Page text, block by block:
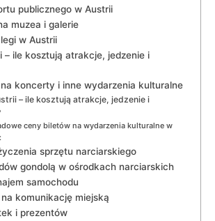
publicznego w Austrii
muzea i⁣ galerie
w Austrii
– ​ile kosztują ⁢atrakcje, jedzenie i
​koncerty⁤ i inne wydarzenia ‌kulturalne
– ⁣ile kosztują atrakcje, jedzenie i
​ceny biletów na wydarzenia kulturalne w
​sprzętu narciarskiego
gondolą w ośrodkach narciarskich
samochodu
komunikację miejską
i prezentów